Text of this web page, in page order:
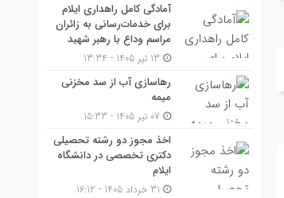
آمادگی کامل راهداری ایلام
برای خدمات‌رسانی به زائران
مراسم وداع با رهبر شهید
رهاسازی آب از سد مخزنی
میمه
اخذ مجوز دو رشته تحصیلی
دکتری تخصصی در دانشگاه
ایلام